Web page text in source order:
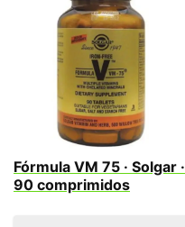
Fórmula VM 75 · Solgar ·
90 comprimidos